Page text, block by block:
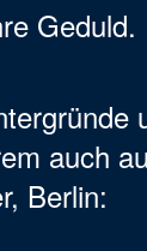
Geduld.
auch
Berlin: